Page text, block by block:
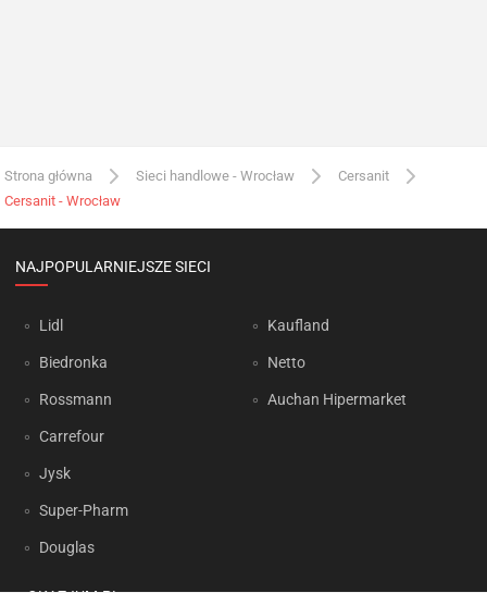
Strona główna Sieci handlowe - Wrocław
Cersanit
Cersanit - Wrocław
NAJPOPULARNIEJSZE SIECI
Lidl
Biedronka
Rossmann
Carrefour
Jysk
Super-Pharm
Douglas
Kaufland
Netto
Auchan Hipermarket